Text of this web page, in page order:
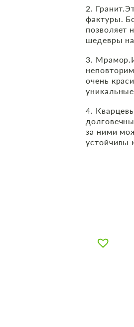
‍2.
фактуры.
позволяет
шедевры
3.
очень
4.
за ними
устойчивы